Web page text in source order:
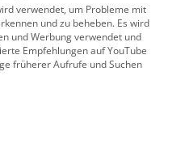
verwendet, um Probleme mit
und zu beheben. Es wird
und Werbung verwendet und
Empfehlungen auf YouTube
früherer Aufrufe und Suchen